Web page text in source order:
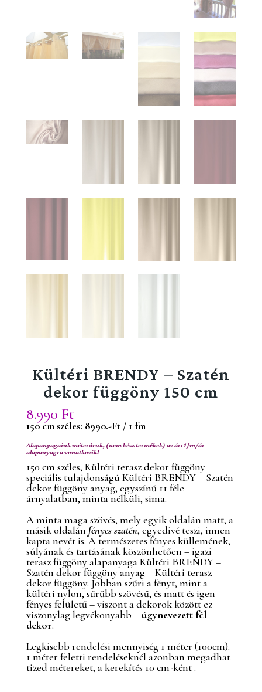
Kültéri BRENDY – Szatén
dekor függöny 150 cm
8.990 Ft
150 cm széles: 8990.-Ft / 1 fm
Alapanyagaink méteráruk, (nem kész termékek) az ár: 1 fm/ár
alapanyagra vonatkozik!
150 cm széles, Kültéri terasz dekor függöny
speciális tulajdonságú Kültéri BRENDY – Szatén
dekor függöny anyag, egyszínű 11 féle
árnyalatban, minta nélküli, sima.
A minta maga szövés, mely egyik oldalán matt, a
másik oldalán fényes szatén, egyedivé teszi, innen
kapta nevét is. A természetes fényes küllemének,
súlyának és tartásának köszönhetően – igazi
terasz függöny alapanyaga Kültéri BRENDY –
Szatén dekor függöny anyag – Kültéri terasz
dekor függöny. Jobban szűri a fényt, mint a
kültéri nylon, sűrűbb szövésű, és matt és igen
fényes felületű – viszont a dekorok között ez
viszonylag legvékonyabb –úgynevezett fél
dekor.
Legkisebb rendelési mennyiség 1 méter (100cm).
1 méter feletti rendeléseknél azonban megadhat
tized métereket, a kerekítés 10 cm-ként .